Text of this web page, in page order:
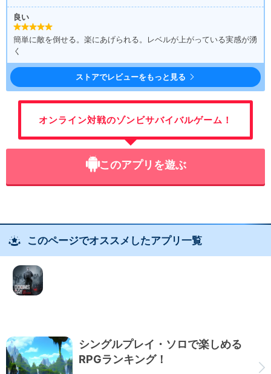
良い
簡単に敵を倒せる。楽にあげられる。レベルが上がっている実感が湧
く
ストアでレビューをもっと見る
オンライン対戦のゾンビサバイバルゲーム！
このアプリを遊ぶ
このページでオススメしたアプリ一覧
シングルプレイ・ソロで楽しめる
RPGランキング！